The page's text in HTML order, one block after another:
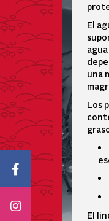
Icono
Icono
El
una
Los
El